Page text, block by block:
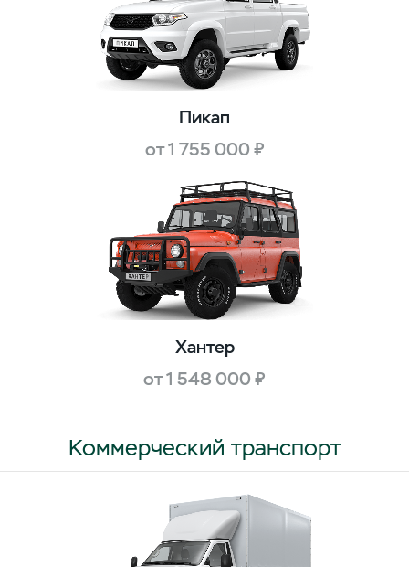
Пикап
от 1 755 000 ₽
Хантер
от 1 548 000 ₽
Коммерческий транспорт